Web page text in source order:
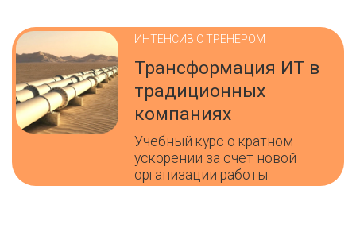
ИНТЕНСИВ С ТРЕНЕРОМ
Трансформация ИТ в
традиционных
компаниях
Учебный курс о кратном
ускорении за счёт новой
организации работы